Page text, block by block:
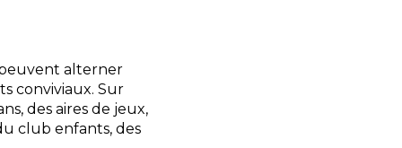
peuvent alterner
conviviaux. Sur
des aires de jeux,
club enfants, des